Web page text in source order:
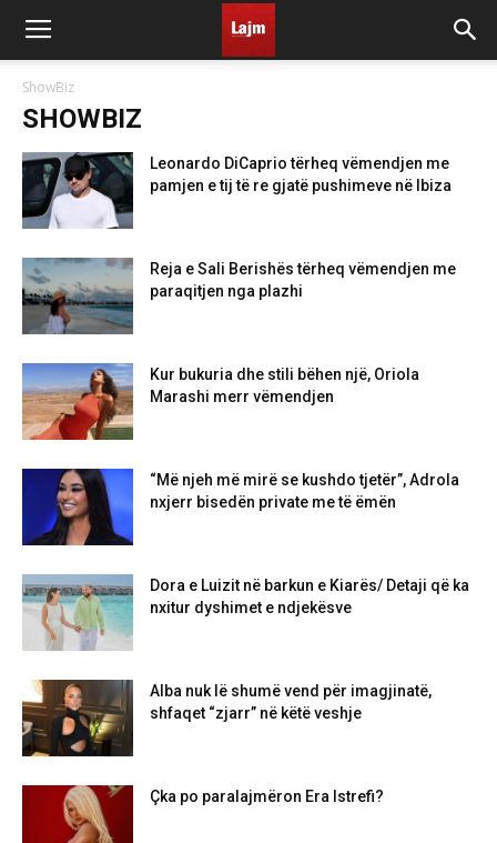
ShowBiz
SHOWBIZ
Leonardo DiCaprio tërheq vëmendjen me
pamjen e tij të re gjatë pushimeve në Ibiza
Reja e Sali Berishës tërheq vëmendjen me
paraqitjen nga plazhi
Kur bukuria dhe stili bëhen një, Oriola
Marashi merr vëmendjen
“Më njeh më mirë se kushdo tjetër”, Adrola
nxjerr bisedën private me të ëmën
Dora e Luizit në barkun e Kiarës/ Detaji që ka
nxitur dyshimet e ndjekësve
Alba nuk lë shumë vend për imagjinatë,
shfaqet “zjarr” në këtë veshje
Çka po paralajmëron Era Istrefi?